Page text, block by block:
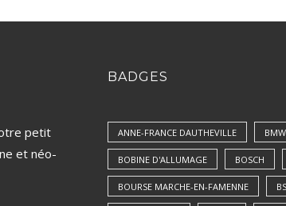
petit
et néo-
BADGES
ANNE-FRANCE DAUTHEVILLE BMW
BOBINE D'ALLUMAGE BOSCH
BOURSE MARCHE-EN-FAMENNE